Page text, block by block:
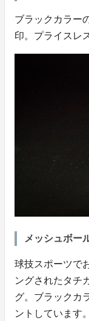
ブラックカラー
印。プライスレ
メッシュボー
球技スポーツで
ングされたタチ
グ。ブラックカ
ントしています。